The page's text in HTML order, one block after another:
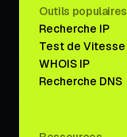
Outils populaires
Recherche IP
Test de Vitesse
WHOIS IP
Recherche DNS